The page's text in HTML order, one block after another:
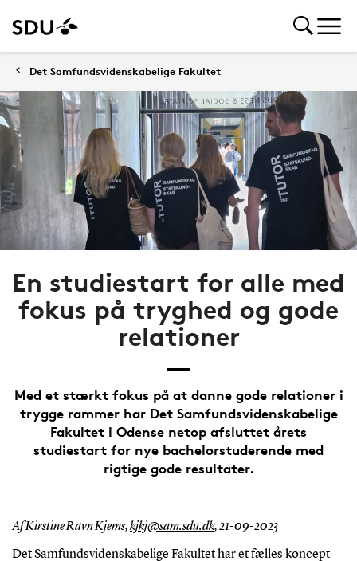
Det Samfundsvidenskabelige Fakultet
En studiestart for alle med
fokus på tryghed og gode
relationer
Med et stærkt fokus på at danne gode relationer i
trygge rammer har Det Samfundsvidenskabelige
Fakultet i Odense netop afsluttet årets
studiestart for nye bachelorstuderende med
rigtige gode resultater.
Af Kirstine Ravn Kjems,kjkj@sam.sdu.dk,21-09-2023
Det Samfundsvidenskabelige Fakultet har et fælles koncept